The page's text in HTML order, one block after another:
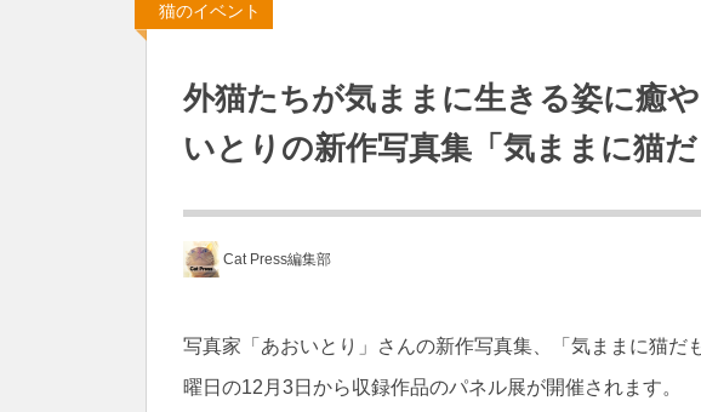
猫のイベント
外猫たちが気ままに生きる姿に癒
いとりの新作写真集「気ままに猫だ
Cat Press編集部
写真家「あおいとり」さんの新作写真集、「気ままに猫だ
曜日の12月3日から収録作品のパネル展が開催されます。